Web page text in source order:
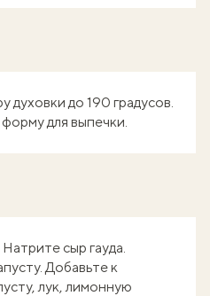
духовки до 190 градусов.
для выпечки.
сыр гауда.
Добавьте к
лук, лимонную